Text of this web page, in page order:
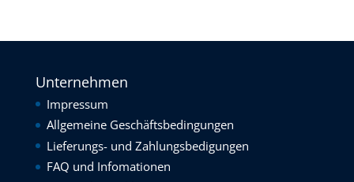
Unternehmen
Impressum
Allgemeine Geschäftsbedingungen
Lieferungs- und Zahlungsbedigungen
FAQ und Infomationen